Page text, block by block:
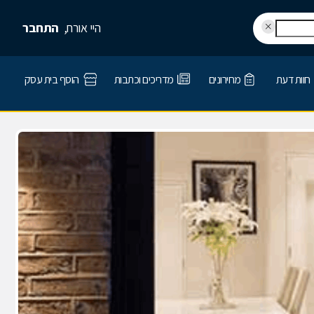
היי אורח, התחבר
חוות דעת מחירונים מדריכים וכתבות הוסף בית עסק